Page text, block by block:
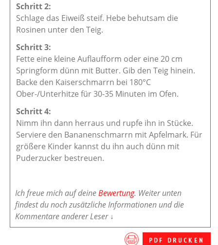
Schlage das Eiweiß steif. Hebe behutsam die
Rosinen unter den Teig.
Fette eine kleine Auflaufform oder eine 20 cm
Springform dünn mit Butter. Gib den Teig hinein.
Backe den Kaiserschmarrn bei 180°C
Ober-/Unterhitze für 30-35 Minuten im Ofen.
Nimm ihn dann herraus und rupfe ihn in Stücke.
Serviere den Bananenschmarrn mit Apfelmark. Für
größere Kinder kannst du ihn auch dünn mit
Puderzucker bestreuen.
Ich freue mich auf deineBewertung. Weiter unten
findest du noch zusätzliche Informationen und die
Kommentare anderer Leser ↓
PDF DRUCKEN